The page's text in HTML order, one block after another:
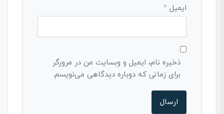
ایمیل *
ذخیره نام، ایمیل و وبسایت من در مرورگر
برای زمانی که دوباره دیدگاهی می‌نویسم.